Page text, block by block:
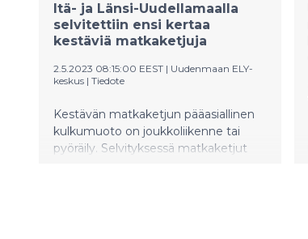
Itä- ja Länsi-Uudellamaalla
selvitettiin ensi kertaa
kestäviä matkaketjuja
2.5.2023 08:15:00 EEST | Uudenmaan ELY-
keskus | Tiedote
Kestävän matkaketjun pääasiallinen
kulkumuoto on joukkoliikenne tai
pyöräily. Selvityksessä matkaketjut